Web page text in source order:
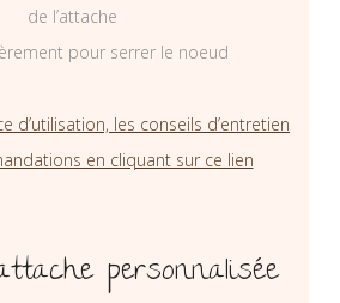
de l’attache
pour serrer le noeud
d’utilisation, les conseils d’entretien
en cliquant sur ce lien
personnalisée